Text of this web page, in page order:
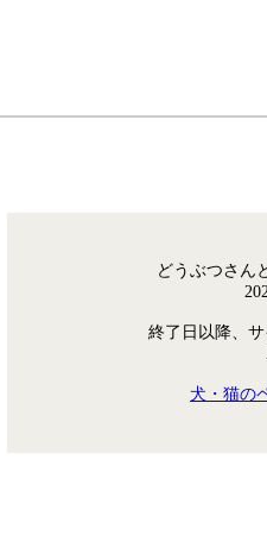
どうぶつさん
終了日以降、
犬・猫の